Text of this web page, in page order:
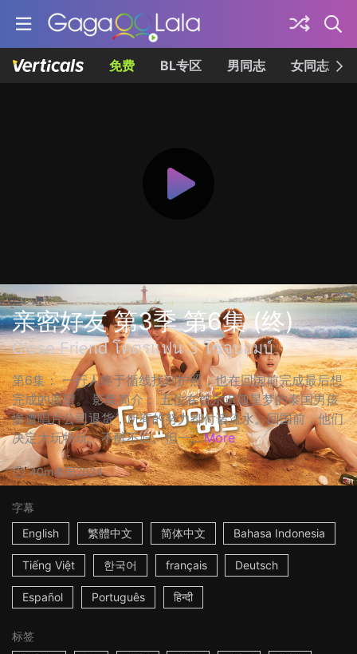
免费 BL专区 男同志 女同志
亲密好友 第3季 第6集 (终)
Close Friend โคตรแฟน 3 โซจูบอมบ์
第6集： 一行人终于循线找到护照，也在回国前完成最后想
完成的愿望。 影集简介： 五位在首尔追随星梦的泰国男孩
惨遭唱片公司退货，所有的努力都付诸流水。回国前，他们
决定大玩特玩、不醉不归。但一... More
40m泰国2024
字幕
English
繁體中文 简体中文 Bahasa Indonesia
Tiếng Việt 한국어 français Deutsch
Español Português हिन्दी
标签